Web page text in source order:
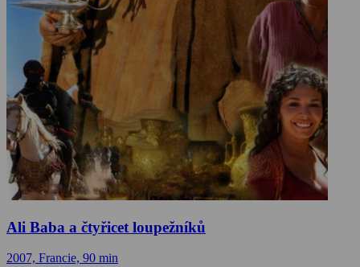
Ali Baba a čtyřicet loupežníků
2007, Francie, 90 min